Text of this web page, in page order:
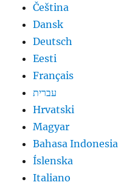
Čeština
Dansk
Deutsch
Eesti
Français
עברית
Hrvatski
Magyar
Bahasa Indonesia
Íslenska
Italiano